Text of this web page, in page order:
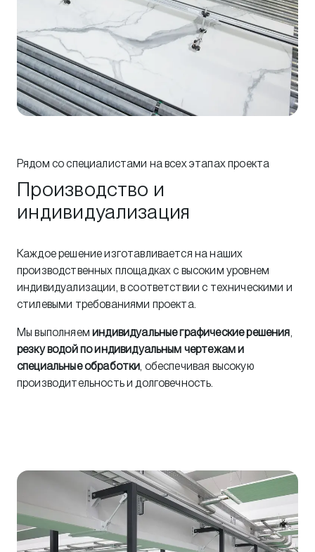
Рядом со специалистами на всех этапах проекта
Производство и
индивидуализация
Каждое решение изготавливается на наших
производственных площадках с высоким уровнем
индивидуализации, в соответствии с техническими и
стилевыми требованиями проекта.
Мы выполняеминдивидуальные графические решения,
резку водой по индивидуальным чертежам и
специальные обработки, обеспечивая высокую
производительность и долговечность.